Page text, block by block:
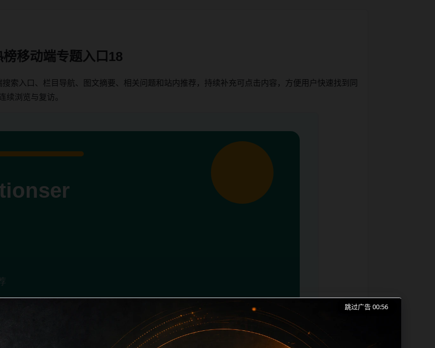
移动端专题入口18
索入口、栏目导航、图文摘要、相关问题和站内推荐，持续补充可点击内容，方便用户快速找到同
续浏览与复访。
跳过广告 00:55